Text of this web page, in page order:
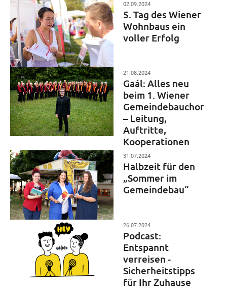
02.09.2024
5. Tag des Wiener
Wohnbaus ein
voller Erfolg
21.08.2024
Gaál: Alles neu
beim 1. Wiener
Gemeindebauchor
– Leitung,
Auftritte,
Kooperationen
31.07.2024
Halbzeit für den
„Sommer im
Gemeindebau“
26.07.2024
Podcast:
Entspannt
verreisen -
Sicherheitstipps
für Ihr Zuhause